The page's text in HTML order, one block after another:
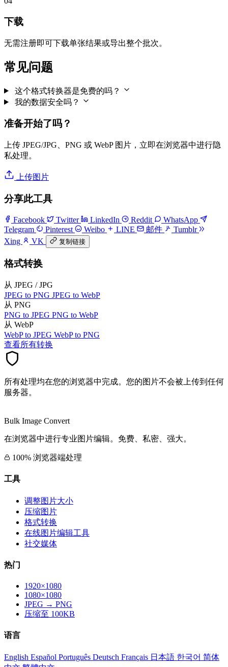
下载
无需注册即可下载单张结果或导出整个批次。
常见问题
这个格式转换器是免费的吗？
我的数据安全吗？
准备开始了吗？
上传 JPEG/JPG、PNG 或 WebP 图片，立即在浏览器中进行隐
私处理。
上传图片
分享此工具
Facebook Twitter LinkedIn Reddit
WhatsApp
Telegram
Pinterest Weibo LINE 邮件
Tumblr
Xing
VK 复制链接
格式转换
从 JPEG / JPG
JPEG to PNG JPEG to WebP
从 PNG
PNG to JPEG PNG to WebP
从 WebP
WebP to JPEG WebP to PNG
查看所有转换
所有处理均在您的浏览器中完成。您的图片不会被上传到任何
服务器。
Bulk Image Convert
在浏览器中进行专业图片编辑。免费、私密、强大。
100% 浏览器端处理
工具
调整图片大小
压缩图片
格式转换
在线图片编辑工具
社交媒体
热门
1920×1080
1080×1080
JPEG → PNG
压缩至 100KB
语言
English Español Português Deutsch Français 日本語 한국어 简体